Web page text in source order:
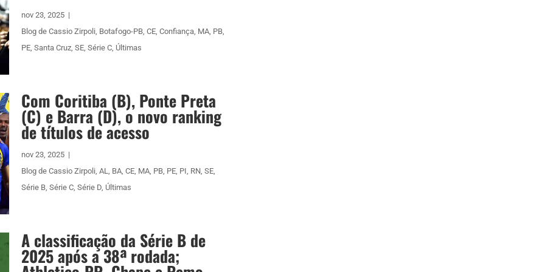
nov 23, 2025 |
Blog de Cassio Zirpoli, Botafogo-PB, CE, Confiança, MA, PB,
PE, Santa Cruz, SE, Série C, Últimas
Com Coritiba (B), Ponte Preta
(C) e Barra (D), o novo ranking
de títulos de acesso
nov 23, 2025 |
Blog de Cassio Zirpoli, AL, BA, CE, MA, PB, PE, PI, RN, SE,
Série B, Série C, Série D, Últimas
A classificação da Série B de
2025 após a 38ª rodada;